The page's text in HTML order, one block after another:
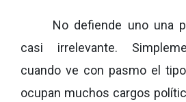
No defiende uno una
casi irrelevante.
cuando ve con pasmo el
ocupan muchos cargos